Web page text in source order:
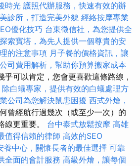
時光 護照代辦服務，快速有效的辦
診所，打造完美外貌 經絡按摩專業
優化技巧 台東徵信社，為您提供全
探索寶塔，為先人提供一個尊貴的安
的注意事項 月子餐的價格資訊，讓
司費用解析，幫助你預算搬家成本
乎可以肯定，您會更喜歡這條路線，
除白蟻專家，提供有效的白蟻處理方
公司為您解決鼠患困擾 西式外燴，
曾經航行過幾次（或至少一次）的
線更重要。 台中泰式放鬆按摩 高雄
值得信賴的律師 高效的SEO
養中心，關懷長者的最佳選擇 可靠
全面的會計服務 高級外燴，讓每個